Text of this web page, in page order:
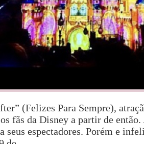
(Felizes Para Sempre),
fãs da Disney a partir de
seus espectadores. Porém e